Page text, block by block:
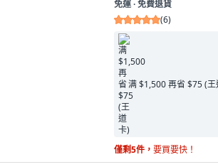
免運 ∙ 免費退貨
(6)
满 $1,500 再省 $75 (王
僅剩5件， 要買要快！